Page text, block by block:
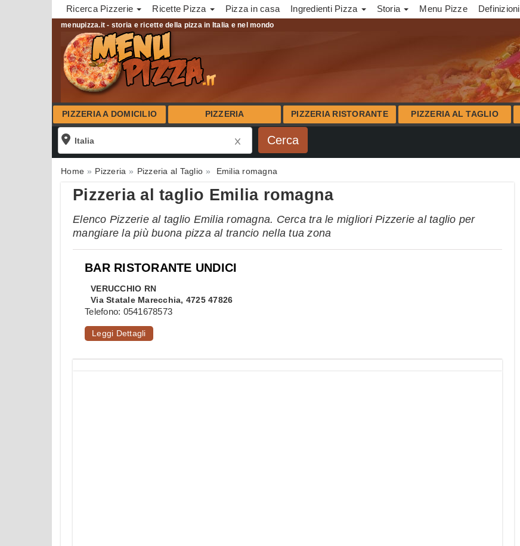
Ricerca Pizzerie Ricette Pizza Pizza in casa Ingredienti Pizza Storia Menu Pizze Definizioni
menupizza.it - storia e ricette della pizza in Italia e nel mondo
PIZZERIA A DOMICILIO PIZZERIA PIZZERIA RISTORANTE PIZZERIA AL TAGLIO
Home Pizzeria Pizzeria al Taglio Emilia romagna
Pizzeria al taglio Emilia romagna
Elenco Pizzerie al taglio Emilia romagna. Cerca tra le migliori Pizzerie al taglio per
mangiare la più buona pizza al trancio nella tua zona
BAR RISTORANTE UNDICI
VERUCCHIO RN
Via Statale Marecchia, 4725 47826
Telefono: 0541678573
Leggi Dettagli